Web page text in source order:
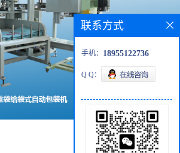
联系方式
手机： 18955122736
Q Q：